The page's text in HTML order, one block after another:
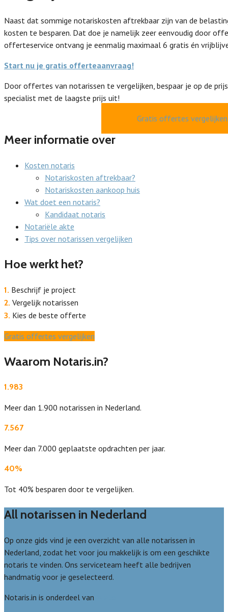
Naast dat sommige notariskosten aftrekbaar zijn van de
kosten te besparen. Dat doe je namelijk zeer eenvoudig door
offerteservice ontvang je eenmalig maximaal 6 gratis én
Start nu je gratis offerteaanvraag!
Door offertes van notarissen te vergelijken, bespaar je op de
specialist met de laagste prijs uit!
Gratis offertes vergelijken
Meer informatie over
Kosten notaris
Notariskosten aftrekbaar?
Notariskosten aankoop huis
Wat doet een notaris?
Kandidaat notaris
Notariële akte
Tips over notarissen vergelijken
Hoe werkt het?
1. Beschrijf je project
2. Vergelijk notarissen
3. Kies de beste offerte
Gratis offertes vergelijken
Waarom Notaris.in?
1.983
Meer dan 1.900 notarissen in Nederland.
7.567
Meer dan 7.000 geplaatste opdrachten per jaar.
40%
Tot 40% besparen door te vergelijken.
All notarissen in Nederland
Op onze gids vind je een overzicht van alle notarissen in
Nederland, zodat het voor jou makkelijk is om een geschikte
notaris te vinden. Ons serviceteam heeft alle bedrijven
handmatig voor je geselecteerd.
Notaris.in is onderdeel van